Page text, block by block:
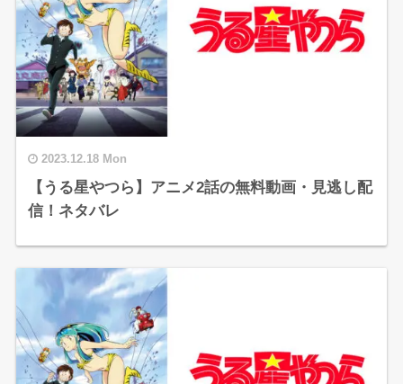
2023.12.18 Mon
【うる星やつら】アニメ2話の無料動画・見逃し配
信！ネタバレ